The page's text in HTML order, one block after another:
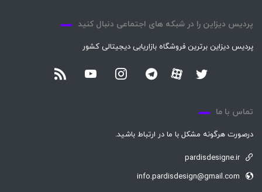
پردیس دیزاین را در شبکه های اجتماعی دنبال کنید
پردیس دیزاین برترین فروشگاه بازاریابی دیجیتالی کشور
تماس با ما
درصورت هرگونه مشکل با ما در ارتباط باشید.
pardisdesigne.ir
info.pardisdesign@gmail.com